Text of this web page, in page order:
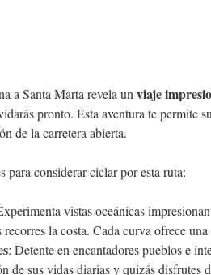
a Santa Marta revela un viaje
pronto. Esta aventura te permite
de la carretera abierta.
para considerar ciclar por esta ruta:
vistas oceánicas
recorres la costa. Cada curva ofrece
: Detente en encantadores pueblos e
de sus vidas diarias y quizás disfrutes